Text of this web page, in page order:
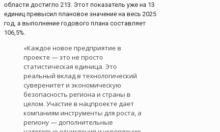
области достигло 213. Этот показатель уже на 13
единиц превысил плановое значение на весь 2025
год, а выполнение годового плана составляет
106,5%.
«Каждое новое предприятие в
проекте — это не просто
статистическая единица. Это
реальный вклад в технологический
суверенитет и экономическую
безопасность региона и страны в
целом. Участие в нацпроекте дает
компаниям инструменты для роста, а
региону — дополнительные